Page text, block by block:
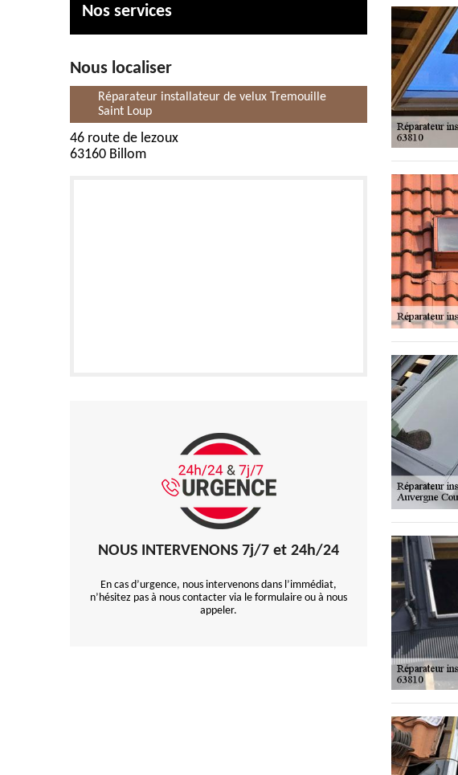
Nos services
Nous localiser
Réparateur installateur de velux Tremouille
Saint Loup
46 route de lezoux
63160 Billom
NOUS INTERVENONS 7j/7 et 24h/24
En cas d’urgence, nous intervenons dans l’immédiat,
n’hésitez pas à nous contacter via le formulaire ou à nous
appeler.